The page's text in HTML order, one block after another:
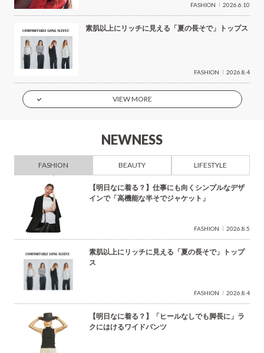
FASHION 2026.6.10
素肌以上にリッチに見える「夏の長そで」トップス
FASHION 2026.8.4
VIEW MORE
NEWNESS
FASHION BEAUTY LIFESTYLE
【明日なに着る？】仕事にも向くシンプルなデザ
インで「高機能な半そでジャケット」
FASHION 2026.8.5
素肌以上にリッチに見える「夏の長そで」トップ
ス
FASHION 2026.8.4
【明日なに着る？】「ヒールなしでも脚長に」ラ
クにはけるワイドパンツ